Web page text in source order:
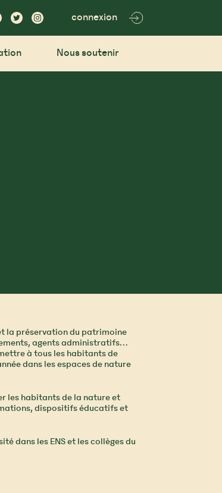
connexion
Nous soutenir
la préservation du patrimoine
agents administratifs…
à tous les habitants de
dans les espaces de nature
les habitants de la nature et
dispositifs éducatifs et
dans les ENS et les collèges du